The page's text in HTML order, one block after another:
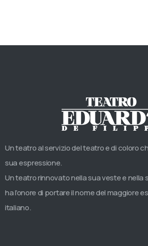
Un teatro al servizio del teatro e di coloro
sua espressione.
Un teatro rinnovato nella sua veste e nella
ha l’onore di portare il nome del maggiore
italiano.